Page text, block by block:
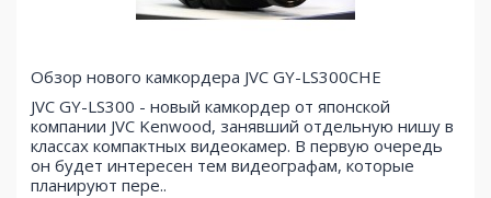
Обзор нового камкордера JVC GY-LS300CHE
JVC GY-LS300 - новый камкордер от японской
компании JVC Kenwood, занявший отдельную нишу в
классах компактных видеокамер. В первую очередь
он будет интересен тем видеографам, которые
планируют пере..